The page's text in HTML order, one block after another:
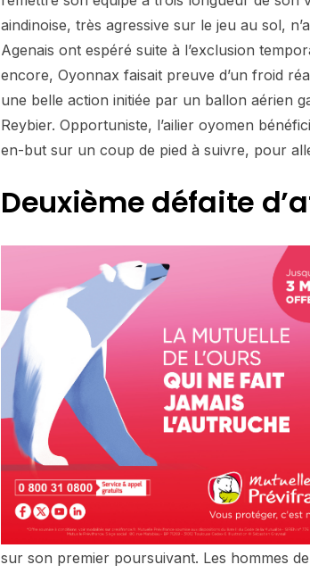
aindinoise, très agressive sur le jeu au sol,
Agenais ont espéré suite à l’exclusion
encore, Oyonnax faisait preuve d’un froid
une belle action initiée par un ballon aérien
Reybier. Opportuniste, l’ailier oyomen
en-but sur un coup de pied à suivre, pour
Deuxième défaite
sur son premier poursuivant. Les hommes